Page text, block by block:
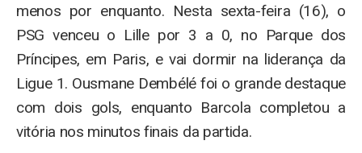
menos por enquanto. Nesta sexta-feira (16), o
PSG venceu o Lille por 3 a 0, no Parque dos
Príncipes, em Paris, e vai dormir na liderança da
Ligue 1. Ousmane Dembélé foi o grande destaque
com dois gols, enquanto Barcola completou a
vitória nos minutos finais da partida.